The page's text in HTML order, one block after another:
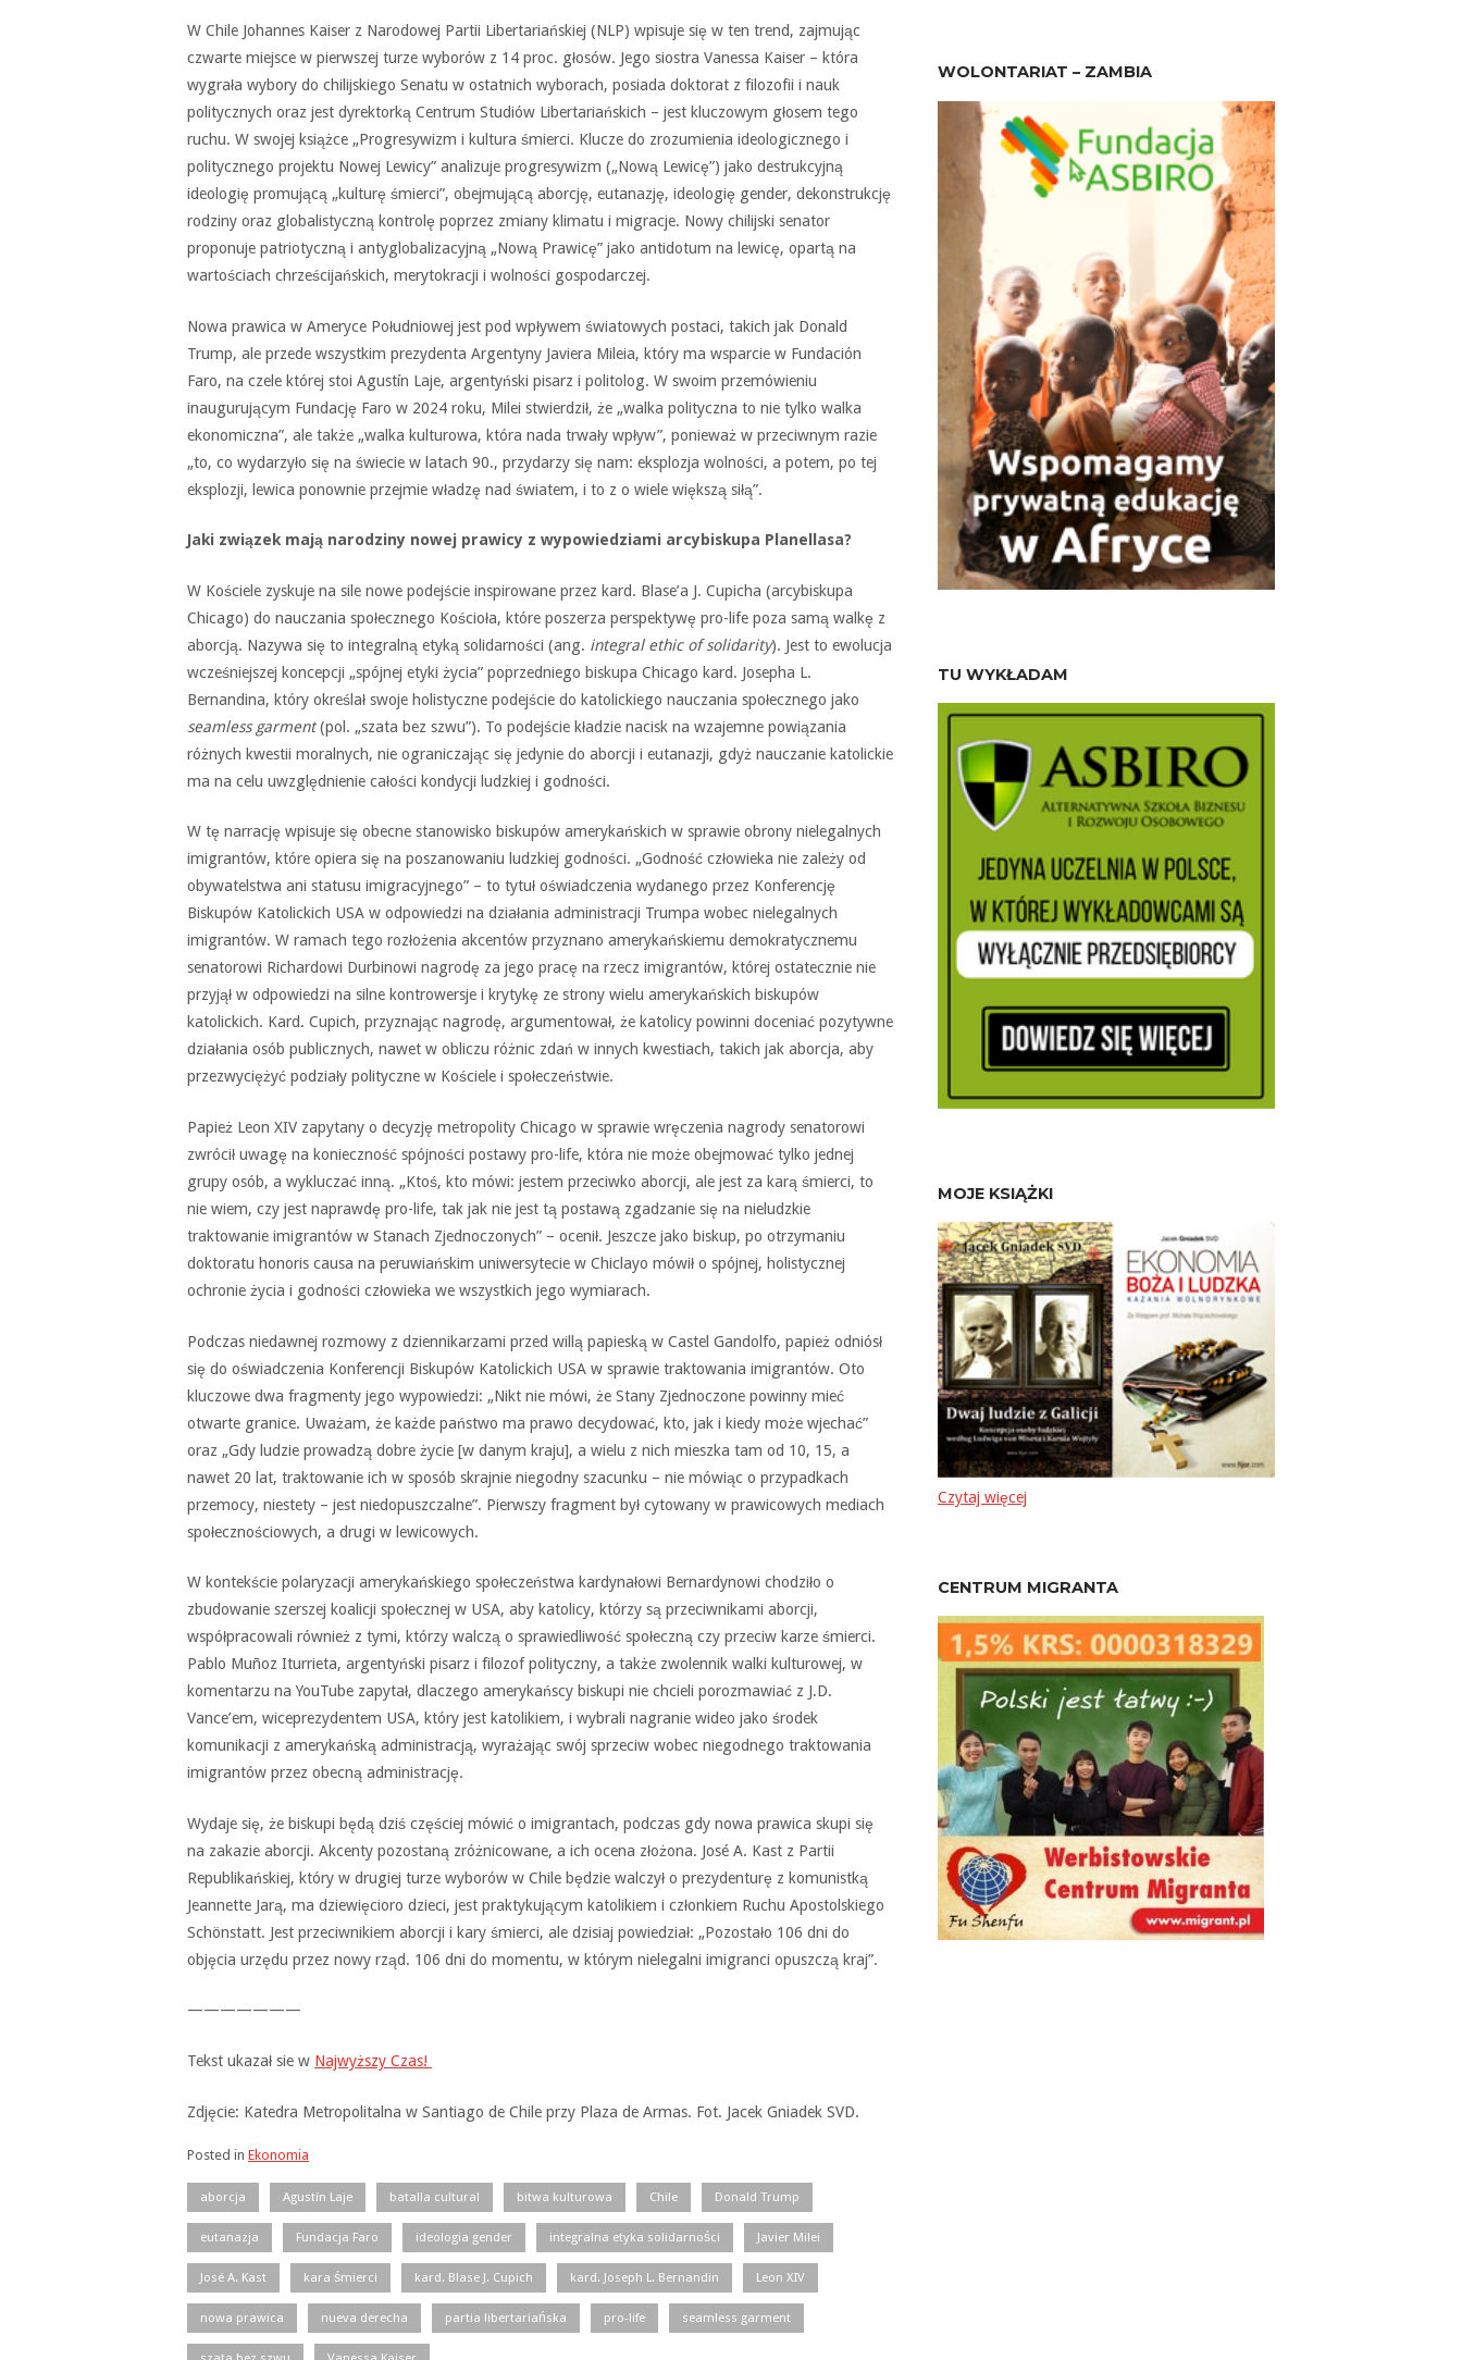
W Chile Johannes Kaiser z Narodowej Partii Libertariańskiej (NLP) wpisuje się w ten trend, zajmując
czwarte miejsce w pierwszej turze wyborów z 14 proc. głosów. Jego siostra Vanessa Kaiser – która
wygrała wybory do chilijskiego Senatu w ostatnich wyborach, posiada doktorat z filozofii i nauk
politycznych oraz jest dyrektorką Centrum Studiów Libertariańskich – jest kluczowym głosem tego
ruchu. W swojej książce „Progresywizm i kultura śmierci. Klucze do zrozumienia ideologicznego i
politycznego projektu Nowej Lewicy” analizuje progresywizm („Nową Lewicę”) jako destrukcyjną
ideologię promującą „kulturę śmierci”, obejmującą aborcję, eutanazję, ideologię gender, dekonstrukcję
rodziny oraz globalistyczną kontrolę poprzez zmiany klimatu i migracje. Nowy chilijski senator
proponuje patriotyczną i antyglobalizacyjną „Nową Prawicę” jako antidotum na lewicę, opartą na
wartościach chrześcijańskich, merytokracji i wolności gospodarczej.
Nowa prawica w Ameryce Południowej jest pod wpływem światowych postaci, takich jak Donald
Trump, ale przede wszystkim prezydenta Argentyny Javiera Mileia, który ma wsparcie w Fundación
Faro, na czele której stoi Agustín Laje, argentyński pisarz i politolog. W swoim przemówieniu
inaugurującym Fundację Faro w 2024 roku, Milei stwierdził, że „walka polityczna to nie tylko walka
ekonomiczna”, ale także „walka kulturowa, która nada trwały wpływ”, ponieważ w przeciwnym razie
„to, co wydarzyło się na świecie w latach 90., przydarzy się nam: eksplozja wolności, a potem, po tej
eksplozji, lewica ponownie przejmie władzę nad światem, i to z o wiele większą siłą”.
Jaki związek mają narodziny nowej prawicy z wypowiedziami arcybiskupa Planellasa?
W Kościele zyskuje na sile nowe podejście inspirowane przez kard. Blase’a J. Cupicha (arcybiskupa
Chicago) do nauczania społecznego Kościoła, które poszerza perspektywę pro-life poza samą walkę z
aborcją. Nazywa się to integralną etyką solidarności (ang. integral ethic of solidarity). Jest to ewolucja
wcześniejszej koncepcji „spójnej etyki życia” poprzedniego biskupa Chicago kard. Josepha L.
Bernandina, który określał swoje holistyczne podejście do katolickiego nauczania społecznego jako
seamless garment(pol. „szata bez szwu”). To podejście kładzie nacisk na wzajemne powiązania
różnych kwestii moralnych, nie ograniczając się jedynie do aborcji i eutanazji, gdyż nauczanie katolickie
ma na celu uwzględnienie całości kondycji ludzkiej i godności.
W tę narrację wpisuje się obecne stanowisko biskupów amerykańskich w sprawie obrony nielegalnych
imigrantów, które opiera się na poszanowaniu ludzkiej godności. „Godność człowieka nie zależy od
obywatelstwa ani statusu imigracyjnego” – to tytuł oświadczenia wydanego przez Konferencję
Biskupów Katolickich USA w odpowiedzi na działania administracji Trumpa wobec nielegalnych
imigrantów. W ramach tego rozłożenia akcentów przyznano amerykańskiemu demokratycznemu
senatorowi Richardowi Durbinowi nagrodę za jego pracę na rzecz imigrantów, której ostatecznie nie
przyjął w odpowiedzi na silne kontrowersje i krytykę ze strony wielu amerykańskich biskupów
katolickich. Kard. Cupich, przyznając nagrodę, argumentował, że katolicy powinni doceniać pozytywne
działania osób publicznych, nawet w obliczu różnic zdań w innych kwestiach, takich jak aborcja, aby
przezwyciężyć podziały polityczne w Kościele i społeczeństwie.
Papież Leon XIV zapytany o decyzję metropolity Chicago w sprawie wręczenia nagrody senatorowi
zwrócił uwagę na konieczność spójności postawy pro-life, która nie może obejmować tylko jednej
grupy osób, a wykluczać inną. „Ktoś, kto mówi: jestem przeciwko aborcji, ale jest za karą śmierci, to
nie wiem, czy jest naprawdę pro-life, tak jak nie jest tą postawą zgadzanie się na nieludzkie
traktowanie imigrantów w Stanach Zjednoczonych” – ocenił. Jeszcze jako biskup, po otrzymaniu
doktoratu honoris causa na peruwiańskim uniwersytecie w Chiclayo mówił o spójnej, holistycznej
ochronie życia i godności człowieka we wszystkich jego wymiarach.
Podczas niedawnej rozmowy z dziennikarzami przed willą papieską w Castel Gandolfo, papież odniósł
się do oświadczenia Konferencji Biskupów Katolickich USA w sprawie traktowania imigrantów. Oto
kluczowe dwa fragmenty jego wypowiedzi: „Nikt nie mówi, że Stany Zjednoczone powinny mieć
otwarte granice. Uważam, że każde państwo ma prawo decydować, kto, jak i kiedy może wjechać”
oraz „Gdy ludzie prowadzą dobre życie [w danym kraju], a wielu z nich mieszka tam od 10, 15, a
nawet 20 lat, traktowanie ich w sposób skrajnie niegodny szacunku – nie mówiąc o przypadkach
przemocy, niestety – jest niedopuszczalne”. Pierwszy fragment był cytowany w prawicowych mediach
społecznościowych, a drugi w lewicowych.
W kontekście polaryzacji amerykańskiego społeczeństwa kardynałowi Bernardynowi chodziło o
zbudowanie szerszej koalicji społecznej w USA, aby katolicy, którzy są przeciwnikami aborcji,
współpracowali również z tymi, którzy walczą o sprawiedliwość społeczną czy przeciw karze śmierci.
Pablo Muñoz Iturrieta, argentyński pisarz i filozof polityczny, a także zwolennik walki kulturowej, w
komentarzu na YouTube zapytał, dlaczego amerykańscy biskupi nie chcieli porozmawiać z J.D.
Vance’em, wiceprezydentem USA, który jest katolikiem, i wybrali nagranie wideo jako środek
komunikacji z amerykańską administracją, wyrażając swój sprzeciw wobec niegodnego traktowania
imigrantów przez obecną administrację.
Wydaje się, że biskupi będą dziś częściej mówić o imigrantach, podczas gdy nowa prawica skupi się
na zakazie aborcji. Akcenty pozostaną zróżnicowane, a ich ocena złożona. José A. Kast z Partii
Republikańskiej, który w drugiej turze wyborów w Chile będzie walczył o prezydenturę z komunistką
Jeannette Jarą, ma dziewięcioro dzieci, jest praktykującym katolikiem i członkiem Ruchu Apostolskiego
Schönstatt. Jest przeciwnikiem aborcji i kary śmierci, ale dzisiaj powiedział: „Pozostało 106 dni do
objęcia urzędu przez nowy rząd. 106 dni do momentu, w którym nielegalni imigranci opuszczą kraj”.
———————
Tekst ukazał sie w Najwyższy Czas!
Zdjęcie: Katedra Metropolitalna w Santiago de Chile przy Plaza de Armas. Fot. Jacek Gniadek SVD.
Posted in Ekonomia
aborcja Agustín Laje batalla cultural bitwa kulturowa Chile Donald Trump
eutanazja Fundacja Faro ideologia gender integralna etyka solidarności Javier Milei
José A. Kast kara śmierci kard. Blase J. Cupich kard. Joseph L. Bernandin Leon XIV
nowa prawica nueva derecha partia libertariańska pro-life seamless garment
WOLONTARIAT – ZAMBIA
TU WYKŁADAM
MOJE KSIĄŻKI
Czytaj więcej
CENTRUM MIGRANTA